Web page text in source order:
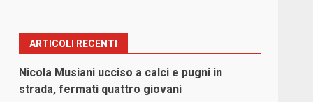
ARTICOLI RECENTI
Nicola Musiani ucciso a calci e pugni in
strada, fermati quattro giovani